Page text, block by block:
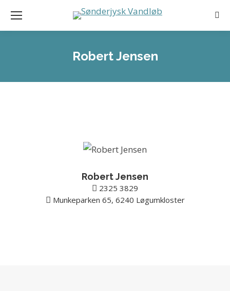
Robert Jensen
Robert Jensen
2325 3829
Munkeparken 65, 6240 Løgumkloster